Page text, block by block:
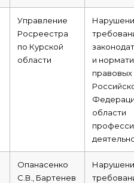
Управление
Росреестра
по Курской
области
и
правовых
области
Опанасенко
С.В., Бартенев